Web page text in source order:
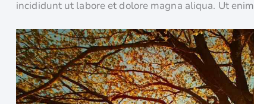
incididunt ut labore et dolore magna aliqua. Ut